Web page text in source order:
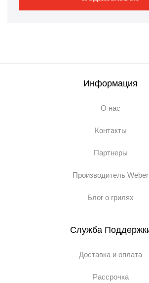
Информация
О нас
Контакты
Партнеры
Производитель Weber
Блог о грилях
Служба
Доставка и оплата
Рассрочка